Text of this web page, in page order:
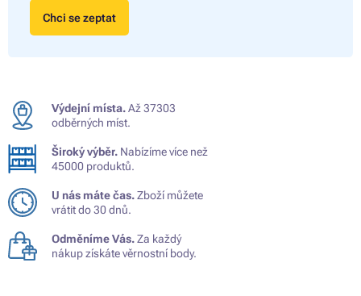
Chci se zeptat
Výdejní místa.Až 37303
odběrných míst.
Široký výběr. Nabízíme více než
45000 produktů.
U nás máte čas.Zboží můžete
vrátit do 30 dnů.
Odměníme Vás.Za každý
nákup získáte věrnostní body.